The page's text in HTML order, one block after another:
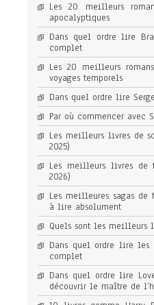
Les 20 meilleurs
apocalyptiques
Dans quel ordre lire
complet
Les 20 meilleurs
voyages temporels
Dans quel ordre lire
Par où commencer avec
Les meilleurs livres de
2025)
Les meilleurs livres de
2026)
Les meilleures sagas
à lire absolument
Quels sont les meilleurs
Dans quel ordre lire les
complet
Dans quel ordre lire
découvrir le maître de